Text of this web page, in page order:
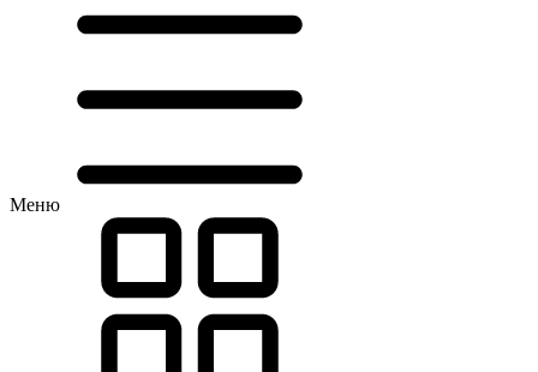
Меню